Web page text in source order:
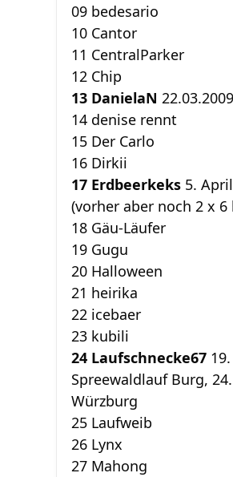
09 bedesario
10 Cantor
11 CentralParker
12 Chip
13 DanielaN
14 denise rennt
15 Der Carlo
16 Dirkii
17 Erdbeerkeks 5.
(vorher aber noch 2 x
18 Gäu-Läufer
19 Gugu
20 Halloween
21 heirika
22 icebaer
23 kubili
24 Laufschnecke67
Spreewaldlauf Burg,
Würzburg
25 Laufweib
26 Lynx
27 Mahong